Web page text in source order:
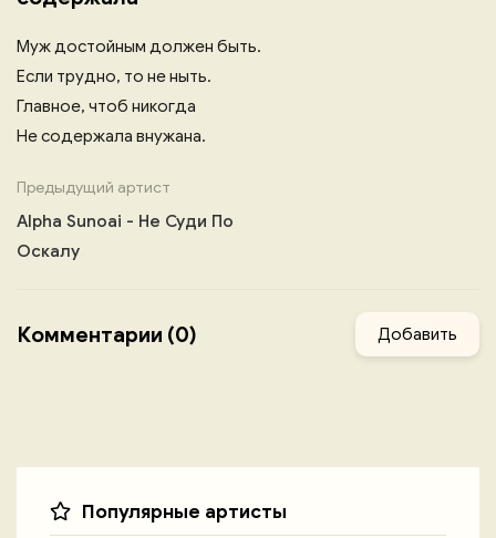
Муж достойным должен быть.
Если трудно, то не ныть.
Главное, чтоб никогда
Не содержала внужана.
Предыдущий артист
Alpha Sunoai - Не Суди По
Оскалу
Комментарии (0) Добавить
Популярные артисты